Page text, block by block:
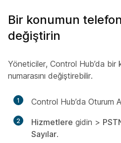
Bir konumun
değiştirin
Yöneticiler, Control Hub’da
numarasını değiştirebilir.
1 Control Hub’da Oturum
2 Hizmetlere gidin >
Sayılar.